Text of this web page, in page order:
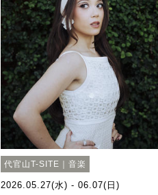
代官山T-SITE｜音楽
2026.05.27(水) - 06.07(日)